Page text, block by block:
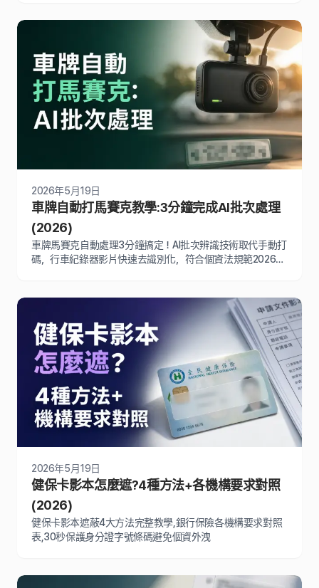
2026年5月19日
車牌自動打馬賽克教學:3分鐘完成AI批次處理
(2026)
車牌馬賽克自動處理3分鐘搞定！AI批次辨識技術取代手動打
碼，行車紀錄器影片快速去識別化，符合個資法規範2026最
2026年5月19日
健保卡影本怎麼遮?4種方法+各機構要求對照
(2026)
健保卡影本遮蔽4大方法完整教學,銀行保險各機構要求對照
表,30秒保護身分證字號條碼避免個資外洩